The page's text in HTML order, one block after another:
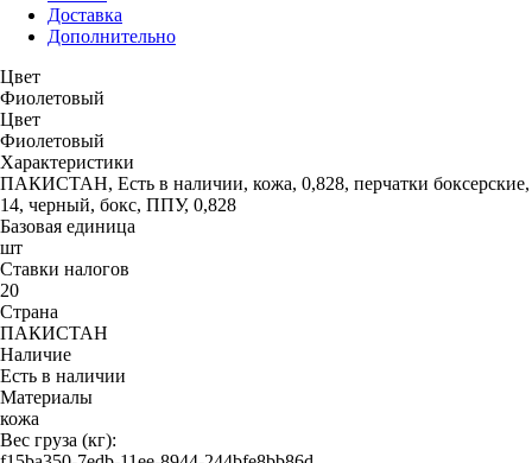
Доставка
Дополнительно
Цвет
Фиолетовый
Цвет
Фиолетовый
Характеристики
ПАКИСТАН, Есть в наличии, кожа, 0,828, перчатки боксерские,
14, черный, бокс, ППУ, 0,828
Базовая единица
шт
Ставки налогов
20
Страна
ПАКИСТАН
Наличие
Есть в наличии
Материалы
кожа
Вес груза (кг):